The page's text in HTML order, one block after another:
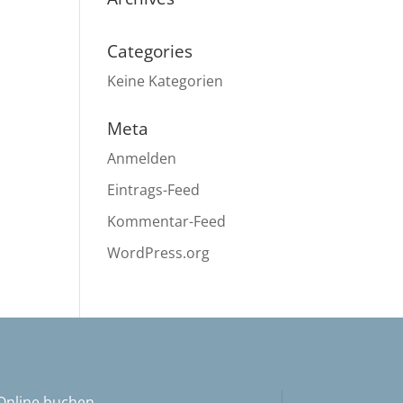
Categories
Keine Kategorien
Meta
Anmelden
Eintrags-Feed
Kommentar-Feed
WordPress.org